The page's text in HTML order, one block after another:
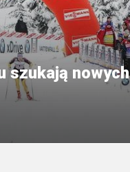
szukają nowych